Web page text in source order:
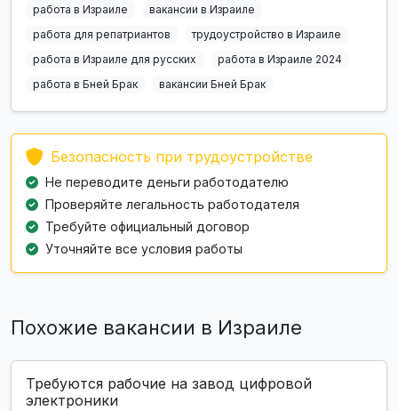
работа в Израиле
вакансии в Израиле
работа для репатриантов
трудоустройство в Израиле
работа в Израиле для русских
работа в Израиле 2024
работа в Бней Брак
вакансии Бней Брак
Безопасность при трудоустройстве
Не переводите деньги работодателю
Проверяйте легальность работодателя
Требуйте официальный договор
Уточняйте все условия работы
Похожие вакансии в Израиле
Требуются рабочие на завод цифровой
электроники